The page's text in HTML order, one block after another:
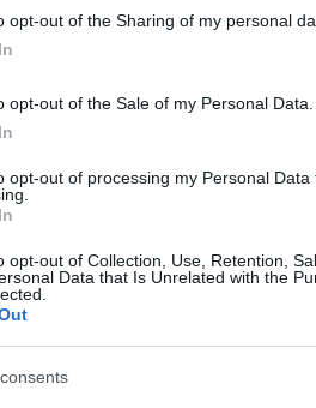
opt-out of the Sharing of my personal
opt-out of the Sale of my Personal Data.
opt-out of processing my Personal Data
opt-out of Collection, Use, Retention,
Data that Is Unrelated with the
είχε ο Υφυπουργός
συνεργασία με τον
σχεδιασμός των
υλοποίησης έργων που
περισσότερα από 400
τον ψηφιακό
2020 – 2025.
θα διαρκέσει μέχρι